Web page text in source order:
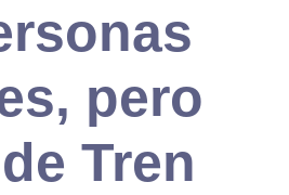
pero
Tren